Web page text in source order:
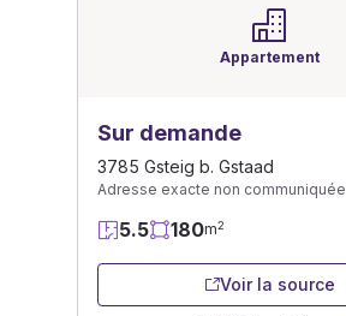
Appartement
Sur demande
3785 Gsteig b. Gstaad
Adresse exacte non communiquée
5.5 180m2
Voir la source